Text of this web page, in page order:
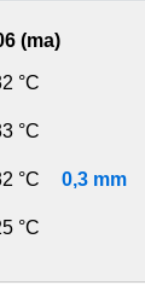
(ma)
°C
°C
°C 0,3 mm
°C